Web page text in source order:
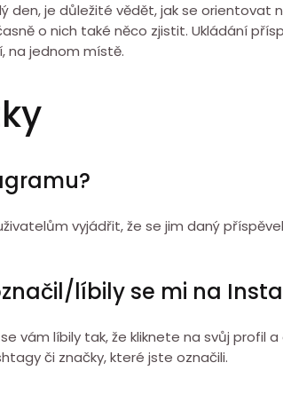
den, je důležité vědět, jak se
o nich také něco zjistit. Ukládání
na jednom místě.
vyjádřit, že se jim daný
líbily se mi na
vám líbily tak, že kliknete na svůj profil
či značky, které jste označili.